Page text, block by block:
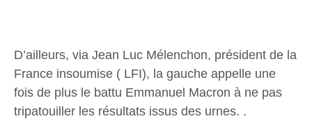
D’ailleurs, via Jean Luc Mélenchon, président de la
France insoumise ( LFI), la gauche appelle une
fois de plus le battu Emmanuel Macron à ne pas
tripatouiller les résultats issus des urnes. .